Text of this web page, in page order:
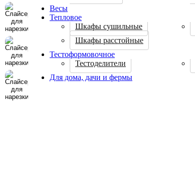
Весы
Тепловое
Шкафы сушильные
Шкафы расстойные
Тестоформовочное
Тестоделители
Для дома, дачи и фермы